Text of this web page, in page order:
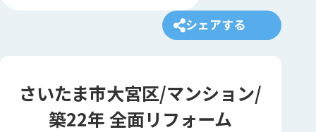
シェアする
さいたま市大宮区/マンション/
築22年 全面リフォーム